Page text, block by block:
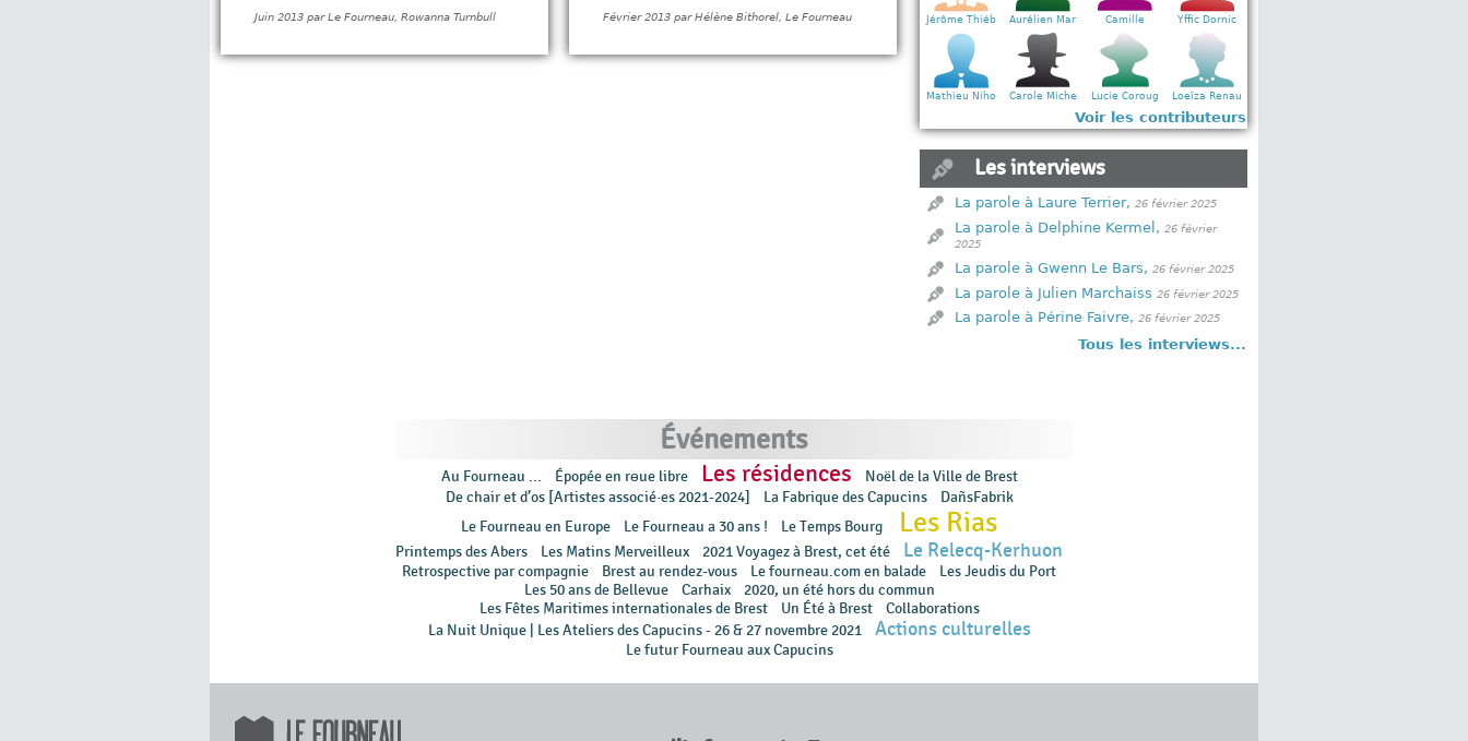
Juin 2013 par Le Fourneau, Rowanna Turnbull Février 2013 par Hélène Bithorel, Le Fourneau Jérôme Thiéb Aurélien Mar Camille Yffic Dornic
Mathieu Niho Carole Miche Lucie Coroug Loeïza Renau
Voir les contributeurs
Les interviews
La parole à Laure Terrier, 26 février 2025
La parole à Delphine Kermel, 26 février
2025
La parole à Gwenn Le Bars, 26 février 2025
La parole à Julien Marchaiss 26 février 2025
La parole à Périne Faivre, 26 février 2025
Tous les interviews...
Événements
Au Fourneau ... Épopée en rɵue libre Les résidences
Noël de la Ville de Brest
De chair et d’os [Artistes associé·es 2021-2024]
La Fabrique des Capucins
DañsFabrik
Le Fourneau en Europe
Le Fourneau a 30 ans ! Le Temps Bourg Les Rias
Printemps des Abers Les Matins Merveilleux 2021 Voyagez à Brest, cet été Le Relecq-Kerhuon
Retrospective par compagnie Brest au rendez-vous Le fourneau.com en balade
Les Jeudis du Port
Les 50 ans de Bellevue
Carhaix
2020, un été hors du commun
Les Fêtes Maritimes internationales de Brest
Un Été à Brest
Collaborations
La Nuit Unique | Les Ateliers des Capucins - 26 & 27 novembre 2021
Actions culturelles
Le futur Fourneau aux Capucins